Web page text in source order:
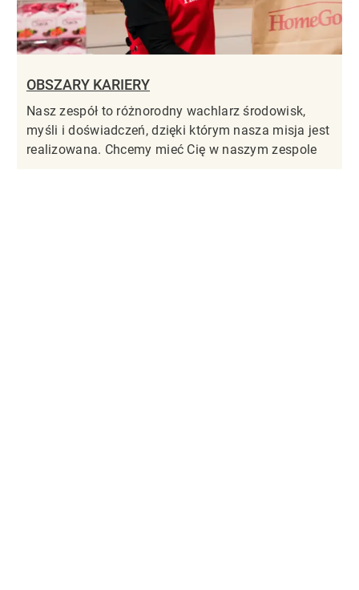
OBSZARY KARIERY
Nasz zespół to różnorodny wachlarz środowisk,
myśli i doświadczeń, dzięki którym nasza misja jest
realizowana. Chcemy mieć Cię w naszym zespole